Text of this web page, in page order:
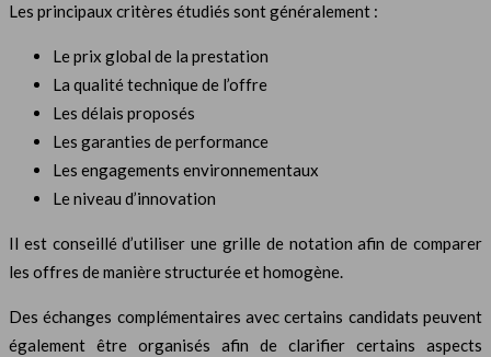
Les principaux critères étudiés sont généralement :
Le prix global de la prestation
La qualité technique de l’offre
Les délais proposés
Les garanties de performance
Les engagements environnementaux
Le niveau d’innovation
Il est conseillé d’utiliser une grille de notation afin de comparer
les offres de manière structurée et homogène.
Des échanges complémentaires avec certains candidats peuvent
également être organisés afin de clarifier certains aspects